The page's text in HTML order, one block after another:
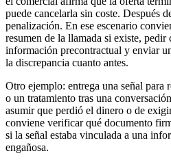
puede cancelarla sin coste. Después
penalización. En ese escenario
resumen de la llamada si existe,
información precontractual y enviar
la discrepancia cuanto antes.
Otro ejemplo: entrega una señal para
o un tratamiento tras una
asumir que perdió el dinero o de
conviene verificar qué documento
si la señal estaba vinculada a una
engañosa.